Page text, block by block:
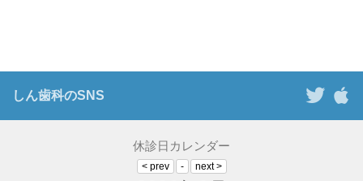
しん歯科のSNS
休診日カレンダー